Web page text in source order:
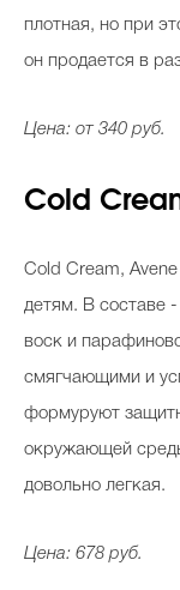
Тесты
плотная, но при
он продается в
Цена: от 340 руб.
Cold
Cold Cream,
детям. В составе
воск и
смягчающими и
формуруют
окружающей
довольно легкая.
Цена: 678 руб.